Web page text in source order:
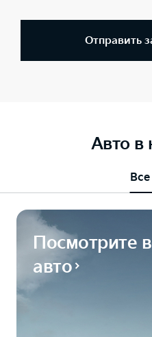
Отправить
Авто в
Все
Посмотрите
авто